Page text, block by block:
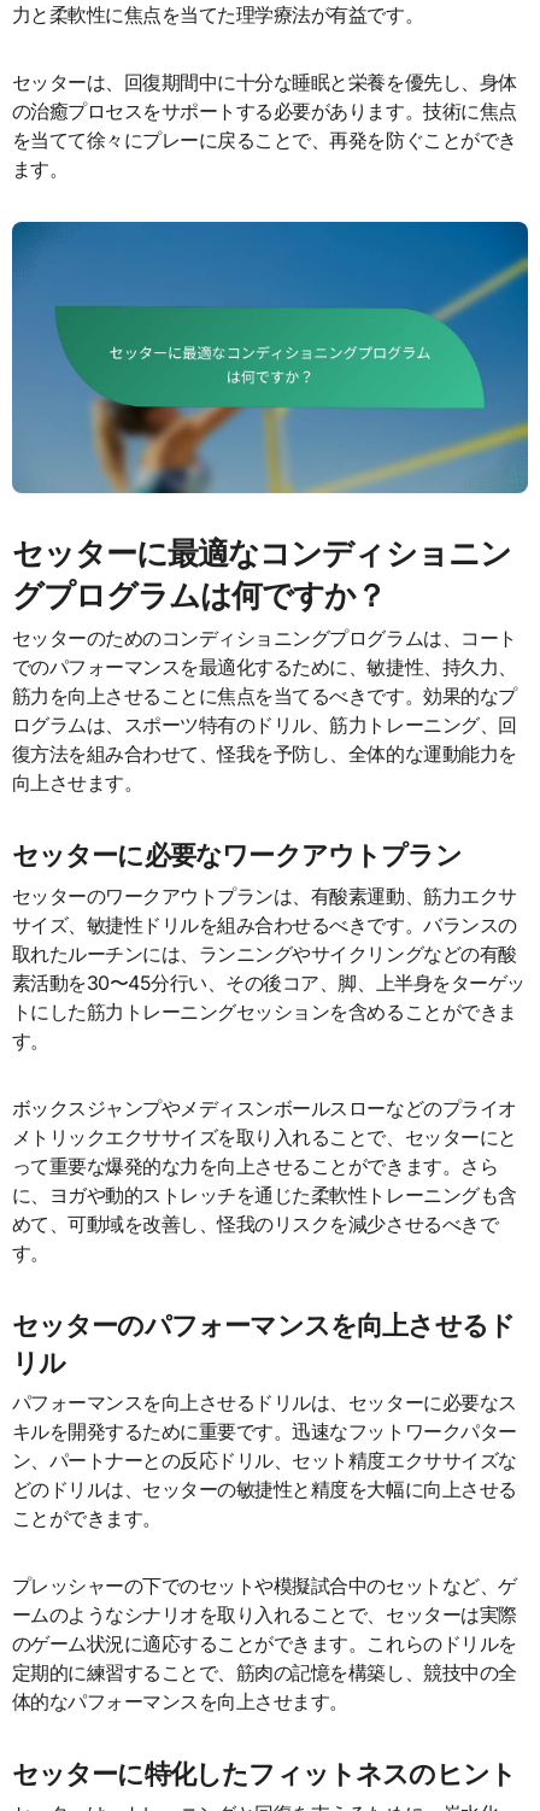
力と柔軟性に焦点を当てた理学療法が有益です。
セッターは、回復期間中に十分な睡眠と栄養を優先し、身体
の治癒プロセスをサポートする必要があります。技術に焦点
を当てて徐々にプレーに戻ることで、再発を防ぐことができ
ます。
セッターに最適なコンディショニン
グプログラムは何ですか？
セッターのためのコンディショニングプログラムは、コート
でのパフォーマンスを最適化するために、敏捷性、持久力、
筋力を向上させることに焦点を当てるべきです。効果的なプ
ログラムは、スポーツ特有のドリル、筋力トレーニング、回
復方法を組み合わせて、怪我を予防し、全体的な運動能力を
向上させます。
セッターに必要なワークアウトプラン
セッターのワークアウトプランは、有酸素運動、筋力エクサ
サイズ、敏捷性ドリルを組み合わせるべきです。バランスの
取れたルーチンには、ランニングやサイクリングなどの有酸
素活動を30〜45分行い、その後コア、脚、上半身をターゲッ
トにした筋力トレーニングセッションを含めることができま
す。
ボックスジャンプやメディスンボールスローなどのプライオ
メトリックエクササイズを取り入れることで、セッターにと
って重要な爆発的な力を向上させることができます。さら
に、ヨガや動的ストレッチを通じた柔軟性トレーニングも含
めて、可動域を改善し、怪我のリスクを減少させるべきで
す。
セッターのパフォーマンスを向上させるド
リル
パフォーマンスを向上させるドリルは、セッターに必要なス
キルを開発するために重要です。迅速なフットワークパター
ン、パートナーとの反応ドリル、セット精度エクササイズな
どのドリルは、セッターの敏捷性と精度を大幅に向上させる
ことができます。
プレッシャーの下でのセットや模擬試合中のセットなど、ゲ
ームのようなシナリオを取り入れることで、セッターは実際
のゲーム状況に適応することができます。これらのドリルを
定期的に練習することで、筋肉の記憶を構築し、競技中の全
体的なパフォーマンスを向上させます。
セッターに特化したフィットネスのヒント